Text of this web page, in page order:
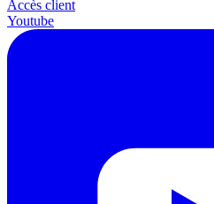
Accès client
Youtube